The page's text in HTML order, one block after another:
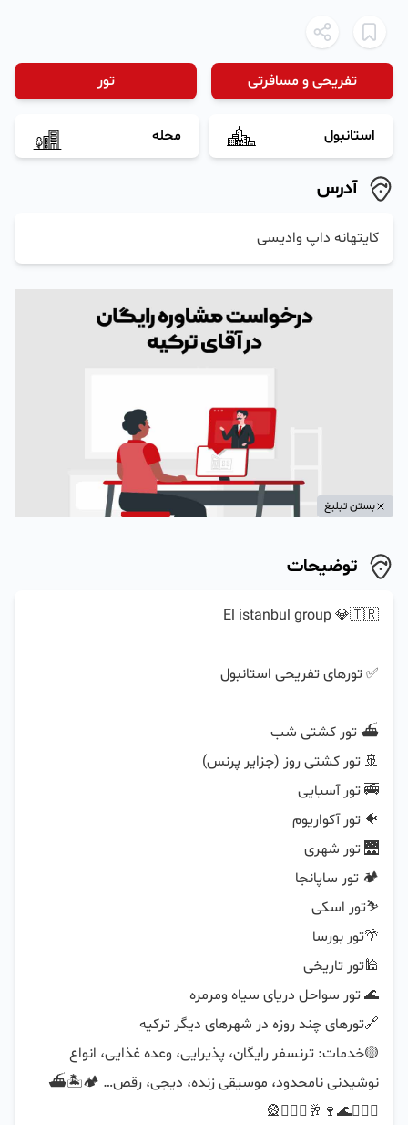
تفریحی و مسافرتی تور
استانبول محله
آدرس
کایتهانه داپ وادیسی
بستن تبلیغ
توضیحات
نوشیدنی نامحدود، موسیقی زنده، دیجی، رقص… 🏕🏝⛴